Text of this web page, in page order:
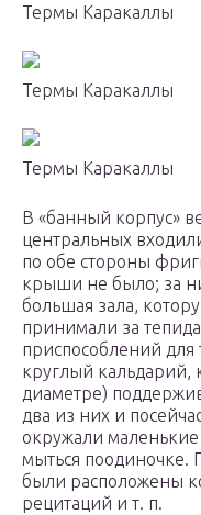
Термы Каракаллы
Термы Каракаллы
Термы Каракаллы
В «банный корпус»
центральных
по обе стороны
крыши не было; за
большая зала,
принимали за
приспособлений
круглый кальдарий,
диаметре)
два из них и
окружали
мыться поодиночке.
были расположены
рецитаций и т. п.